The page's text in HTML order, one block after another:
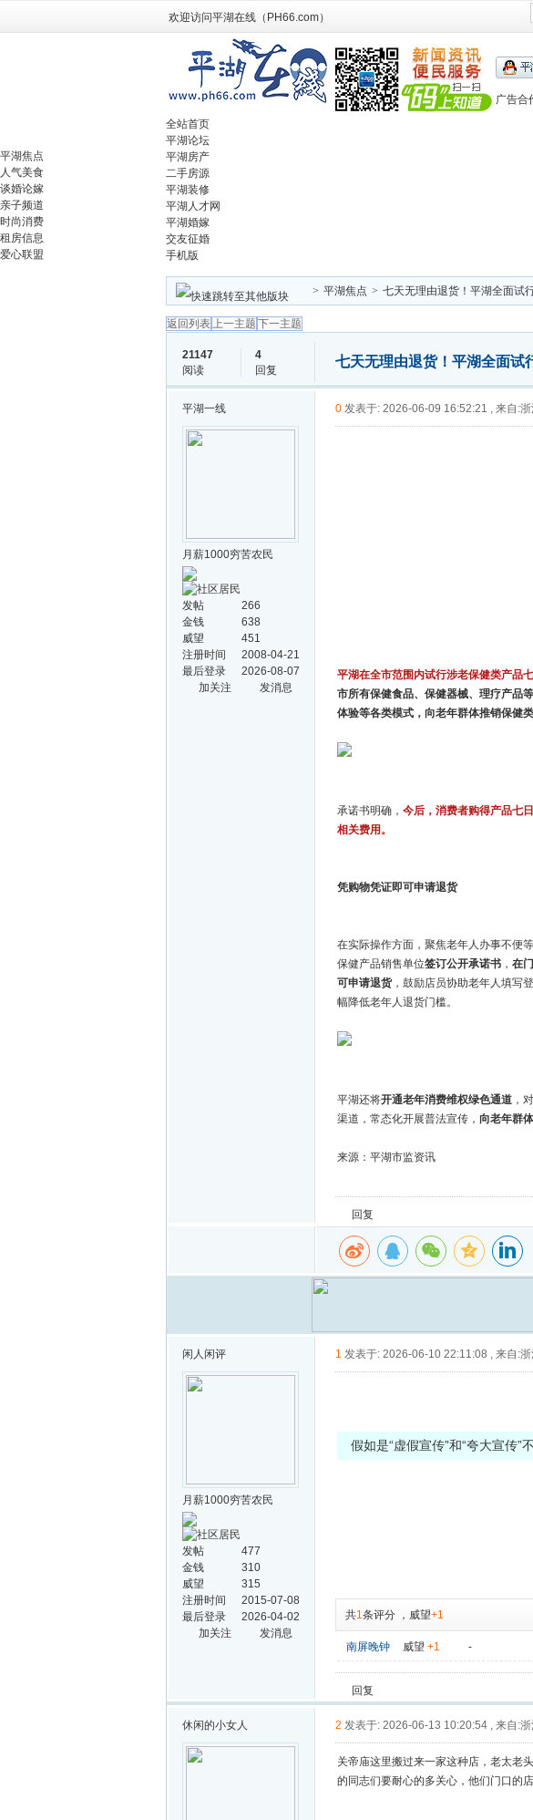
欢迎访问平湖在线（PH66.com）
广告合
全站首页
平湖论坛
平湖房产
二手房源
平湖装修
平湖人才网
平湖婚嫁
交友征婚
手机版
平湖焦点
人气美食
谈婚论嫁
亲子频道
时尚消费
租房信息
爱心联盟
> 平湖焦点 > 七天无理由退货！平湖全面试
返回列表上一主题 下一主题
21147
阅读
4
回复
七天无理由退货！平湖全面试
平湖一线
月薪1000穷苦农民
发帖
266
金钱
638
威望
451
注册时间
2008-04-21
最后登录
2026-08-07
加关注
发消息
0 发表于: 2026-06-09 16:52:21 , 来自:
平湖在全市范围内试行涉老保健类产品
市所有保健食品、保健器械、理疗产品
体验等各类模式，向老年群体推销保健
承诺书明确， 今后，消费者购得产品七
相关费用。
凭购物凭证即可申请退货
在实际操作方面，聚焦老年人办事不便
保健产品销售单位签订公开承诺书 ， 在
可申请退货，鼓励店员协助老年人填写
幅降低老年人退货门槛。
平湖还将开通老年消费维权绿色通道 ，
渠道，常态化开展普法宣传， 向老年群
来源：平湖市监资讯
回复
闲人闲评
月薪1000穷苦农民
发帖
477
金钱
310
威望
315
注册时间
2015-07-08
最后登录
2026-04-02
加关注
发消息
1 发表于: 2026-06-10 22:11:08 , 来自:
假如是“虚假宣传”和“夸大宣传”
共1条评分 ， 威望+1
南屏晚钟 威望 +1 -
回复
休闲的小女人 2 发表于: 2026-06-13 10:20:54 , 来自:
关帝庙这里搬过来一家这种店，老太老
的同志们要耐心的多关心，他们门口的